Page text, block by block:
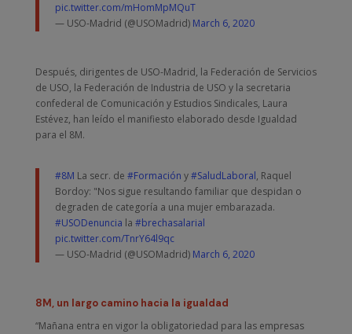
pic.twitter.com/mHomMpMQuT
— USO-Madrid (@USOMadrid) March 6, 2020
Después, dirigentes de USO-Madrid, la Federación de Servicios
de USO, la Federación de Industria de USO y la secretaria
confederal de Comunicación y Estudios Sindicales, Laura
Estévez, han leído el manifiesto elaborado desde Igualdad
para el 8M.
#8M La secr. de #Formación y#SaludLaboral, Raquel
Bordoy: "Nos sigue resultando familiar que despidan o
degraden de categoría a una mujer embarazada.
#USODenuncia la #brechasalarial
pic.twitter.com/TnrY64l9qc
— USO-Madrid (@USOMadrid) March 6, 2020
8M, un largo camino hacia la igualdad
“Mañana entra en vigor la obligatoriedad para las empresas